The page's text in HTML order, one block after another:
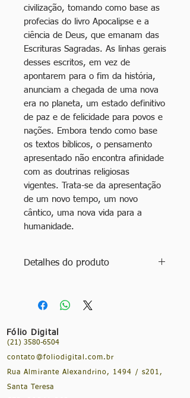
civilização, tomando como base as
profecias do livro Apocalipse e a
ciência de Deus, que emanam das
Escrituras Sagradas. As linhas gerais
desses escritos, em vez de
apontarem para o fim da história,
anunciam a chegada de uma nova
era no planeta, um estado definitivo
de paz e de felicidade para povos e
nações. Embora tendo como base
os textos bíblicos, o pensamento
apresentado não encontra afinidade
com as doutrinas religiosas
vigentes. Trata-se da apresentação
de um novo tempo, um novo
cântico, uma nova vida para a
humanidade.
Detalhes do produto
Autores: José Huaixan e Vanda Simões
Série: Coleção
Idioma: Português
Especificações: 296 páginas. Brochura,
16 x 23 cm.
Fólio Digital
(21) 3580-6504
contato@foliodigital.com.br
Rua Almirante Alexandrino, 1494 / s201,
Santa Teresa